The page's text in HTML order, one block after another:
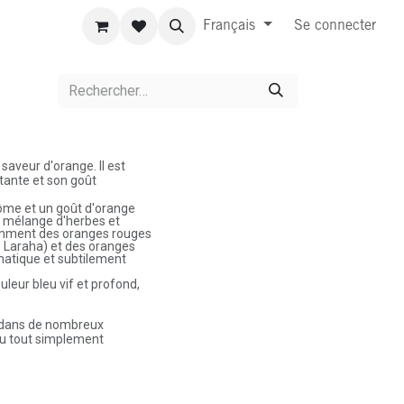
Français Se connecter
d'orange. Il est
et son goût
et un goût d'orange
d'herbes et
des oranges rouges
et des oranges
et subtilement
bleu vif et profond,
de nombreux
tout simplement